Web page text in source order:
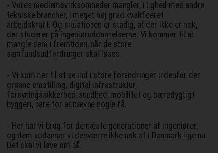
- Vores medlemsvirksomheder mangler, i lighed med andre
tekniske brancher, i meget høj grad kvalificeret
arbejdskraft. Og situationen er stadig, at der ikke er nok,
der studerer på ingeniøruddannelserne. Vi kommer til at
mangle dem i fremtiden, når de store
samfundsudfordringer skal løses.
- Vi kommer til at se ind i store forandringer indenfor den
grønne omstilling, digital infrastruktur,
forsyningssikkerhed, sundhed, mobilitet og bæredygtigt
byggeri, bare for at nævne nogle få.
- Her har vi brug for de næste generationer af ingeniører,
og dem uddanner vi desværre ikke nok af i Danmark lige nu.
Det skal vi lave om på.